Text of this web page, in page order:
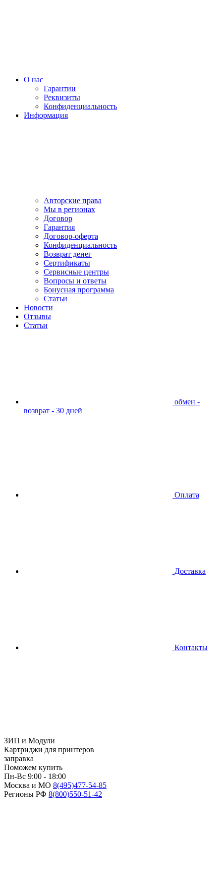
О нас
Гарантии
Реквизиты
Конфиденциальность
Информация
Авторские права
Мы в регионах
Договор
Гарантия
Договор-оферта
Конфиденциальность
Возврат денег
Сертификаты
Сервисные центры
Вопросы и ответы
Бонусная программа
Статьи
Новости
Отзывы
Статьи
обмен -
возврат - 30 дней
Оплата
Доставка
Контакты
ЗИП и Модули
Картриджи для принтеров
заправка
Поможем купить
Пн-Вс 9:00 - 18:00
Москва и МО 8(495)477-54-85
Регионы РФ 8(800)550-51-42